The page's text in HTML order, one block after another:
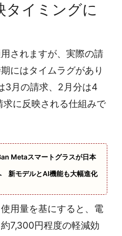
タイミングに
されますが、実際の請
にはタイムラグがあり
3月の請求、2月分は4
に反映される仕組みで
Metaスマートグラスが日本
新モデルとAI機能も大幅進化
用量を基にすると、電
7,300円程度の軽減効